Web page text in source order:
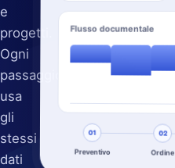
e
progetti.
Ogni
passaggio
usa
gli
stessi
dati
Flusso documentale
01
Preventivo
02
Ordine